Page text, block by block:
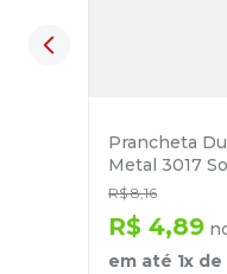
Prancheta
Metal 3017
R$ 8,16
R$ 4,89
em até 1x de